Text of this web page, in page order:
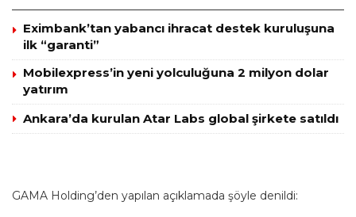
Eximbank’tan yabancı ihracat destek kuruluşuna
ilk “garanti”
Mobilexpress’in yeni yolculuğuna 2 milyon dolar
yatırım
Ankara’da kurulan Atar Labs global şirkete satıldı
GAMA Holding’den yapılan açıklamada şöyle denildi: